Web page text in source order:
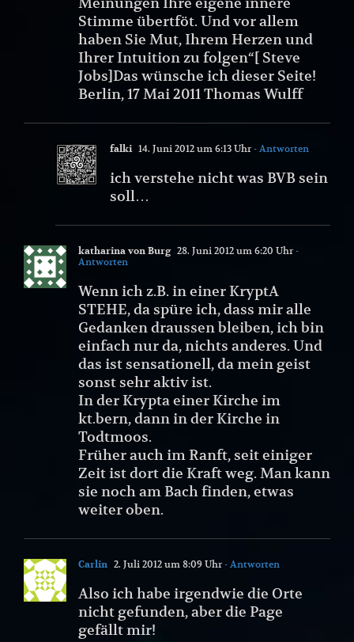
Stimme übertföt. Und vor allem
haben Sie Mut, Ihrem Herzen und
Ihrer Intuition zu folgen“[ Steve
Jobs]Das wünsche ich dieser Seite!
Berlin, 17 Mai 2011 Thomas Wulff
falki 14. Juni 2012 um 6:13 Uhr- Antworten
ich verstehe nicht was BVB sein
soll…
katharina von Burg 28. Juni 2012 um 6:20 Uhr-
Antworten
Wenn ich z.B. in einer KryptA
STEHE, da spüre ich, dass mir alle
Gedanken draussen bleiben, ich bin
einfach nur da, nichts anderes. Und
das ist sensationell, da mein geist
sonst sehr aktiv ist.
In der Krypta einer Kirche im
kt.bern, dann in der Kirche in
Todtmoos.
Früher auch im Ranft, seit einiger
Zeit ist dort die Kraft weg. Man kann
sie noch am Bach finden, etwas
weiter oben.
Carlin 2. Juli 2012 um 8:09 Uhr- Antworten
Also ich habe irgendwie die Orte
nicht gefunden, aber die Page
gefällt mir!